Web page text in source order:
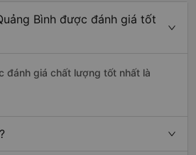
Bình được đánh giá tốt
đánh giá chất lượng tốt nhất là